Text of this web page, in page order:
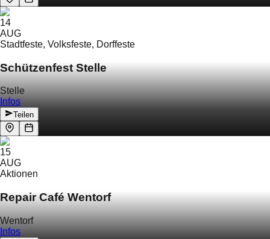
14
AUG
Stadtfeste, Volksfeste, Dorffeste
Schützenfest Stelle
Stelle
Infos
Teilen
15
AUG
Aktionen
Repair Café Wentorf
Wentorf
Infos